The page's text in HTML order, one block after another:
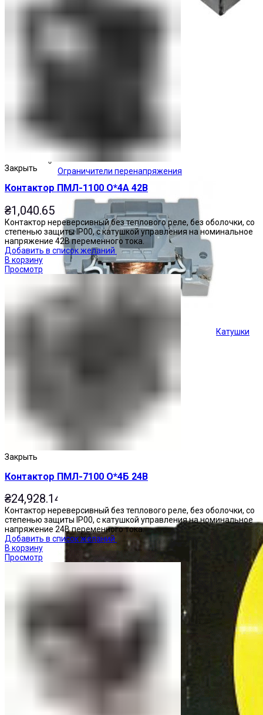
Ограничители перенапряжения
Катушки
Закрыть
Контактор ПМЛ-1100 О*4А 42В
₴1,040.65
Контактор нереверсивный без теплового реле, без оболочки, со
степенью защиты IP00, с катушкой управления на номинальное
напряжение 42В переменного тока.
Добавить в список желаний
В корзину
Просмотр
Закрыть
Контактор ПМЛ-7100 О*4Б 24В
₴24,928.14
Контактор нереверсивный без теплового реле, без оболочки, со
степенью защиты IP00, с катушкой управления на номинальное
напряжение 24В переменного тока.
Добавить в список желаний
В корзину
Просмотр